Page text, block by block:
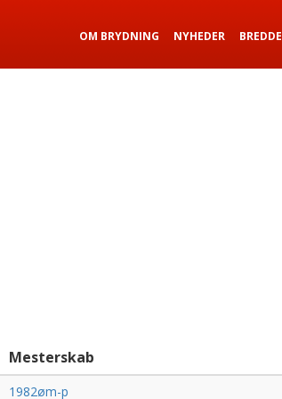
OM BRYDNING NYHEDER BREDDE
Mesterskab
1982øm-p